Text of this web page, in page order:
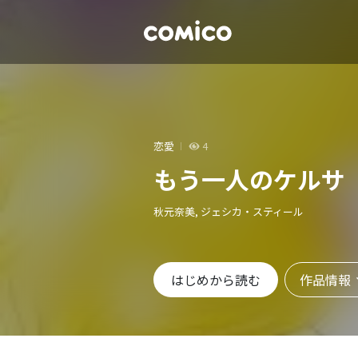
恋愛 4
もう一人のケルサ
秋元奈美, ジェシカ・スティール
はじめから読む 作品情報